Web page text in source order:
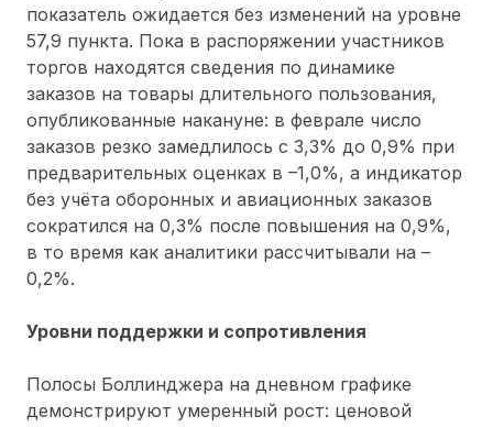
показатель ожидается без изменений на уровне
57,9 пункта. Пока в распоряжении участников
торгов находятся сведения по динамике
заказов на товары длительного пользования,
опубликованные накануне: в феврале число
заказов резко замедлилось с 3,3% до 0,9% при
предварительных оценках в –1,0%, а индикатор
без учёта оборонных и авиационных заказов
сократился на 0,3% после повышения на 0,9%,
в то время как аналитики рассчитывали на –
0,2%.
Уровни поддержки и сопротивления
Полосы Боллинджера на дневном графике
демонстрируют умеренный рост: ценовой